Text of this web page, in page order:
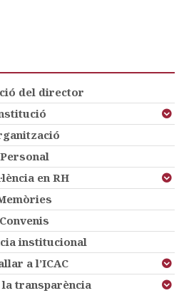
del director
Personal
en RH
Convenis
institucional
a l’ICAC
transparència